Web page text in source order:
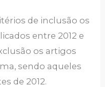
de inclusão os
entre 2012 e
os artigos
sendo aqueles
de 2012.